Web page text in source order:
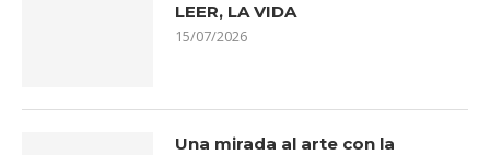
LEER, LA VIDA
15/07/2026
Una mirada al arte con la